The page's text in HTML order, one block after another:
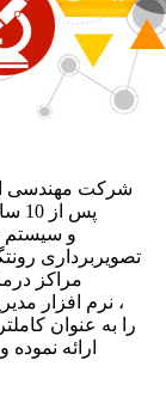
شركت مهندسی
مراكز